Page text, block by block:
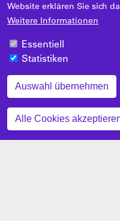
Website erklären Sie sich
Weitere Informationen
Essentiell
Statistiken
Auswahl übernehmen
Alle Cookies